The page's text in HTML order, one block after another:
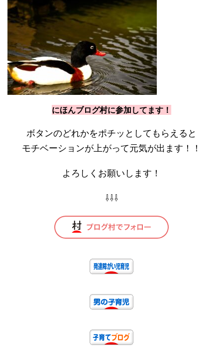
にほんブログ村に参加してます！
ボタンのどれかをポチッとしてもらえると
モチベーションが上がって元気が出ます！！
よろしくお願いします！
⇩⇩⇩